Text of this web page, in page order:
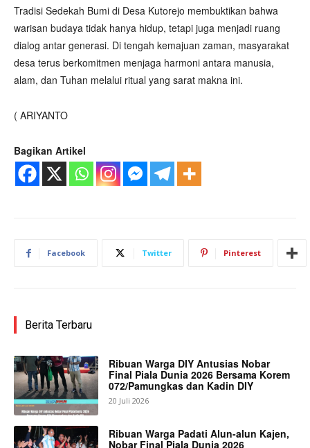
Tradisi Sedekah Bumi di Desa Kutorejo membuktikan bahwa
warisan budaya tidak hanya hidup, tetapi juga menjadi ruang
dialog antar generasi. Di tengah kemajuan zaman, masyarakat
desa terus berkomitmen menjaga harmoni antara manusia,
alam, dan Tuhan melalui ritual yang sarat makna ini.
( ARIYANTO
Bagikan Artikel
Facebook Twitter Pinterest
Berita Terbaru
Ribuan Warga DIY Antusias Nobar
Final Piala Dunia 2026 Bersama Korem
072/Pamungkas dan Kadin DIY
20 Juli 2026
Ribuan Warga Padati Alun-alun Kajen,
Nobar Final Piala Dunia 2026